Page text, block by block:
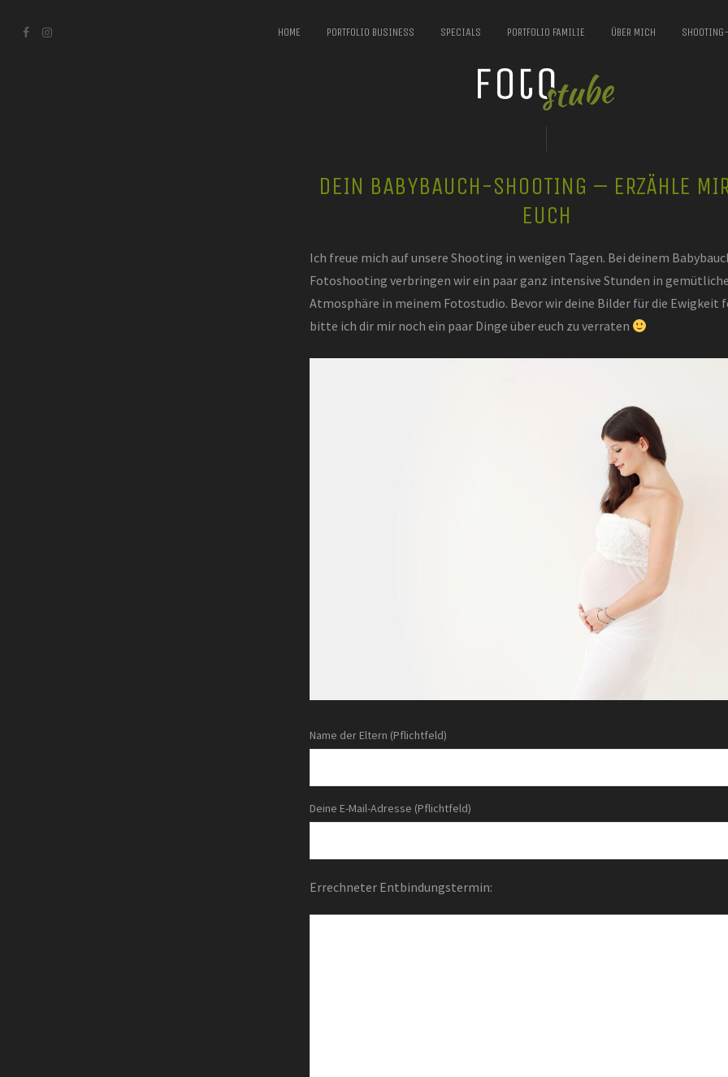
HOME PORTFOLIO BUSINESS SPECIALS PORTFOLIO FAMILIE ÜBER MICH
DEIN BABYBAUCH-SHOOTING – ERZÄHLE
EUCH
Ich freue mich auf unsere Shooting in wenigen Tagen. Bei deinem
Fotoshooting verbringen wir ein paar ganz intensive Stunden in
Atmosphäre in meinem Fotostudio. Bevor wir deine Bilder für die Ewigkeit
bitte ich dir mir noch ein paar Dinge über euch zu verraten
Name der Eltern (Pflichtfeld)
Deine E-Mail-Adresse (Pflichtfeld)
Errechneter Entbindungstermin: